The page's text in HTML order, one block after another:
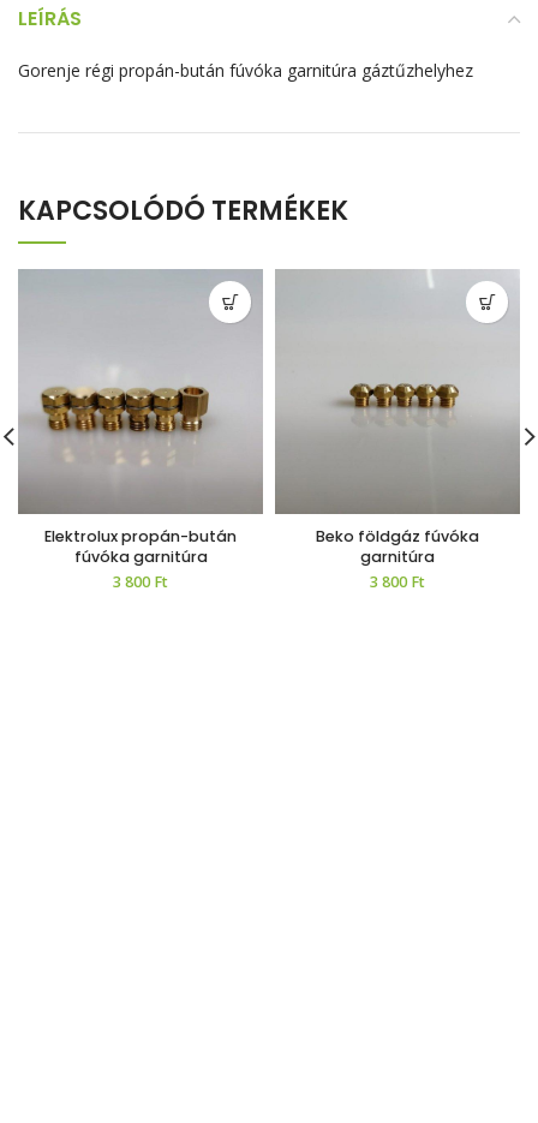
LEÍRÁS
Gorenje régi propán-bután fúvóka garnitúra gáztűzhelyhez
KAPCSOLÓDÓ TERMÉKEK
Elektrolux propán-bután
fúvóka garnitúra
3 800Ft
Beko földgáz fúvóka
garnitúra
3 800Ft